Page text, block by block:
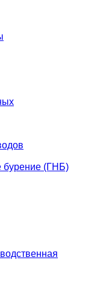
бурение (ГНБ)